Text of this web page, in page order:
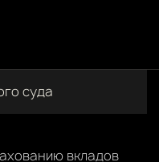
суда
вкладов